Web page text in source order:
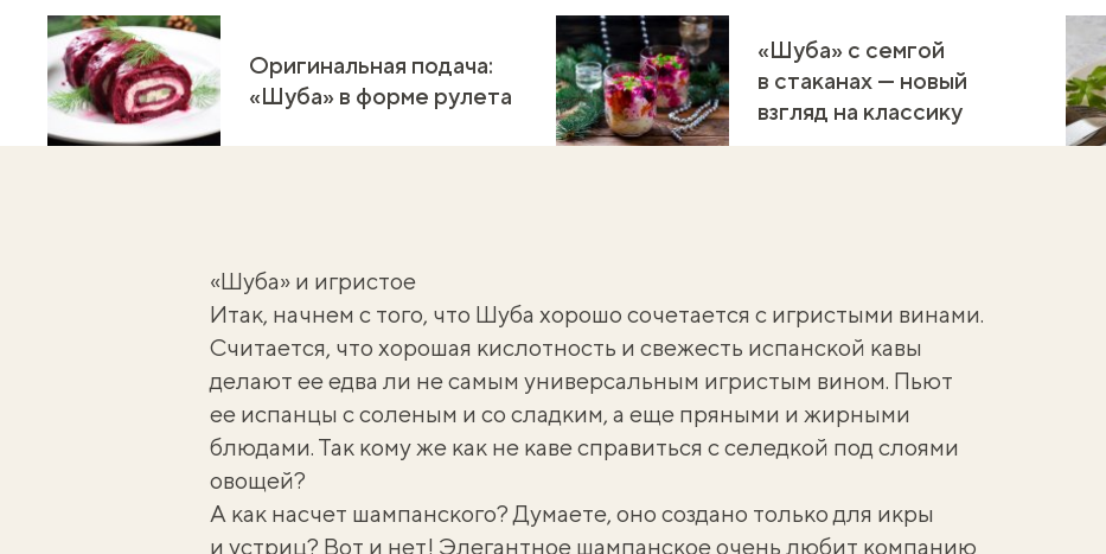
Оригинальная подача:
«Шуба» в форме рулета
«Шуба» с семгой
в стаканах — новый
взгляд на классику
«Шуба» и игристое
Итак, начнем с того, что Шуба хорошо сочетается с игристыми винами.
Считается, что хорошая кислотность и свежесть испанской кавы
делают ее едва ли не самым универсальным игристым вином. Пьют
ее испанцы с соленым и со сладким, а еще пряными и жирными
блюдами. Так кому же как не каве справиться с селедкой под слоями
овощей?
А как насчет шампанского? Думаете, оно создано только для икры
и устриц? Вот и нет! Элегантное шампанское очень любит компанию